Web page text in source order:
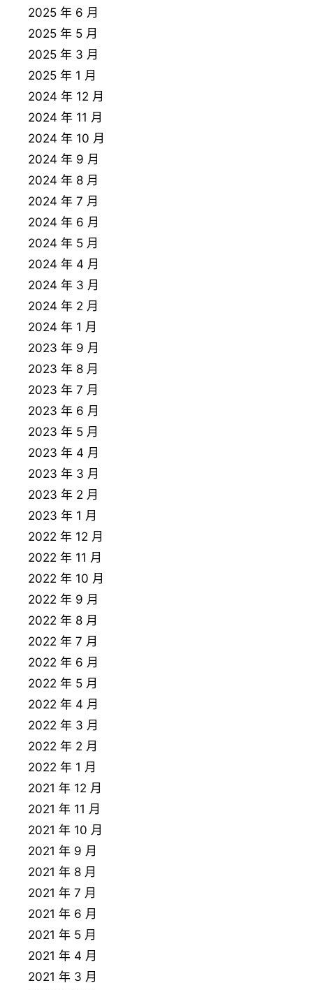
2025 年 6 月
2025 年 5 月
2025 年 3 月
2025 年 1 月
2024 年 12 月
2024 年 11 月
2024 年 10 月
2024 年 9 月
2024 年 8 月
2024 年 7 月
2024 年 6 月
2024 年 5 月
2024 年 4 月
2024 年 3 月
2024 年 2 月
2024 年 1 月
2023 年 9 月
2023 年 8 月
2023 年 7 月
2023 年 6 月
2023 年 5 月
2023 年 4 月
2023 年 3 月
2023 年 2 月
2023 年 1 月
2022 年 12 月
2022 年 11 月
2022 年 10 月
2022 年 9 月
2022 年 8 月
2022 年 7 月
2022 年 6 月
2022 年 5 月
2022 年 4 月
2022 年 3 月
2022 年 2 月
2022 年 1 月
2021 年 12 月
2021 年 11 月
2021 年 10 月
2021 年 9 月
2021 年 8 月
2021 年 7 月
2021 年 6 月
2021 年 5 月
2021 年 4 月
2021 年 3 月